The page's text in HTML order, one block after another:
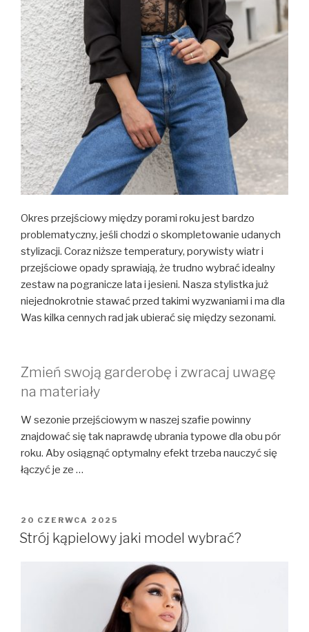
Okres przejściowy między porami roku jest bardzo
problematyczny, jeśli chodzi o skompletowanie udanych
stylizacji. Coraz niższe temperatury, porywisty wiatr i
przejściowe opady sprawiają, że trudno wybrać idealny
zestaw na pogranicze lata i jesieni. Nasza stylistka już
niejednokrotnie stawać przed takimi wyzwaniami i ma dla
Was kilka cennych rad jak ubierać się między sezonami.
Zmień swoją garderobę i zwracaj uwagę
na materiały
W sezonie przejściowym w naszej szafie powinny
znajdować się tak naprawdę ubrania typowe dla obu pór
roku. Aby osiągnąć optymalny efekt trzeba nauczyć się
łączyć je ze …
OPUBLIKOWANE
W
20 CZERWCA 2025
Strój kąpielowy jaki model wybrać?